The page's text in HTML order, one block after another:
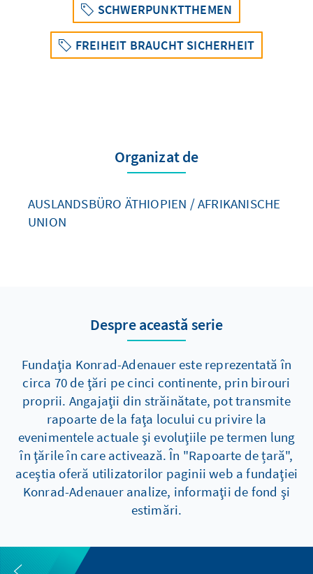
SCHWERPUNKTTHEMEN
FREIHEIT BRAUCHT SICHERHEIT
Organizat de
AUSLANDSBÜRO ÄTHIOPIEN / AFRIKANISCHE
UNION
Despre această serie
Fundaţia Konrad-Adenauer este reprezentată în
circa 70 de ţări pe cinci continente, prin birouri
proprii. Angajaţii din străinătate, pot transmite
rapoarte de la faţa locului cu privire la
evenimentele actuale şi evoluţiile pe termen lung
în ţările în care activează. În "Rapoarte de țară",
aceştia oferă utilizatorilor paginii web a fundaţiei
Konrad-Adenauer analize, informaţii de fond şi
estimări.